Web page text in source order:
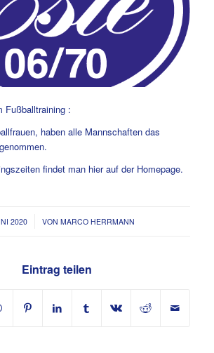
Fußballtraining :
haben alle Mannschaften das
findet man hier auf der Homepage.
2020 VON MARCO HERRMANN
Eintrag teilen